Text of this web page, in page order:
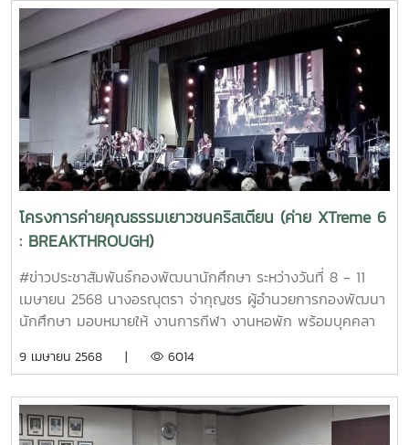
น.-16.00 น. จำนวน 50 คน หากเข้าเรียนครบและผ่านการ
ทดสอบ จะได้รับใบประกาศนียบัตร จาก รองอธิการบดี ผู้ช่วย
ศาสตราจารย์ ดร.ประภากร ธาราฉาย น้อง ๆ นักศึกษาที่สนใจ
สามารถ Scan QR Code หรือ Click link :
https://forms.gle/fmE91VppFpxtjnjR7 โดยการลงทะเบียน
ผ่าน Google form หมายเหตุ : ค่าบริการสระ ฯ ครั้งละ 20 บาท
อุปกรณ์ที่ต้องเตรียมสำหรับว่ายน้ำ 1. ชุดว่ายน้ำ 2. แว่นตาว่ายน้ำ
3. หมวกว่ายน้ำ (สำหรับผู้ที่ผมยาว) หากนักศึกษา จัดหาอุปกรณ์
ไม่ทันหรือมีไม่ครบ ร้านค้าให้บริการเช่าอุปกรณ์ตั้งอยู่ที่
สโมสร(ติดกับสระเด็ก) ชุดว่ายน้ำ (ญ) ชุดละ 50 บาท ชุดว่ายน้ำ
(ช) ชุดละ 30 บาท แว่นตา 20 บาท หมวก 20 บาท
โครงการค่ายคุณธรรมเยาวชนคริสเตียน (ค่าย XTreme 6
: BREAKTHROUGH)
#ข่าวประชาสัมพันธ์กองพัฒนานักศึกษา ระหว่างวันที่ 8 - 11
เมษายน 2568 นางอรณุตรา จ่ากุญชร ผู้อำนวยการกองพัฒนา
นักศึกษา มอบหมายให้ งานการกีฬา งานหอพัก พร้อมบุคคลา
เรียบร้อยให้กับมูลนิธิแผ่นดินบริบูรณ์ ในการขอใช้สถานที่จัด
บริเวณพื้นที่จัดกิจกรรม ณ ศูนย์กีฬาเฉลิมพระเกียรติ
มหาวิทยาลัยแม่โจ้ พื้นที่สนามกีฬาอินทนิล และหอพักนักศึกษา
9 เมษายน 2568 | 6014